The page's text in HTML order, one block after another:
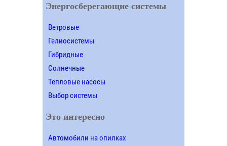
Энергосберегающие системы
Ветровые
Гелиосистемы
Гибридные
Солнечные
Тепловые насосы
Выбор системы
Это интересно
Автомобили на опилках